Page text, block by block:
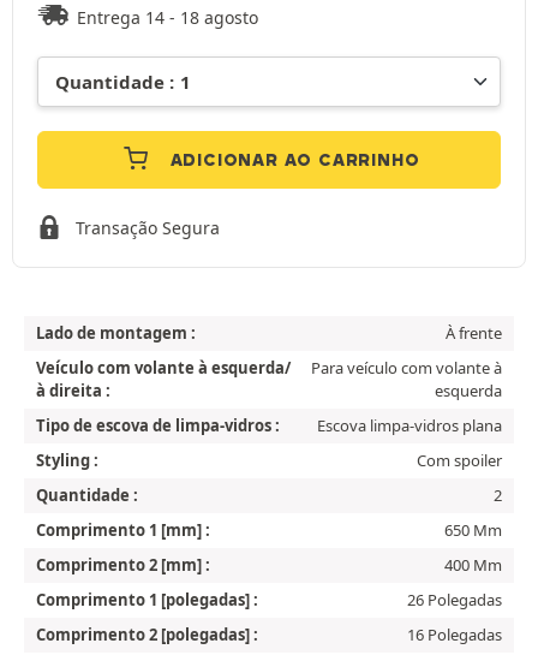
Entrega 14 - 18 agosto
ADICIONAR AO CARRINHO
Transação Segura
Lado de montagem :
À frente
Veículo com volante à esquerda/
à direita :
Para veículo com volante à
esquerda
Tipo de escova de limpa-vidros :
Escova limpa-vidros plana
Styling :
Com spoiler
Quantidade :
2
Comprimento 1 [mm] :
650 Mm
Comprimento 2 [mm] :
400 Mm
Comprimento 1 [polegadas] :
26 Polegadas
Comprimento 2 [polegadas] :
16 Polegadas